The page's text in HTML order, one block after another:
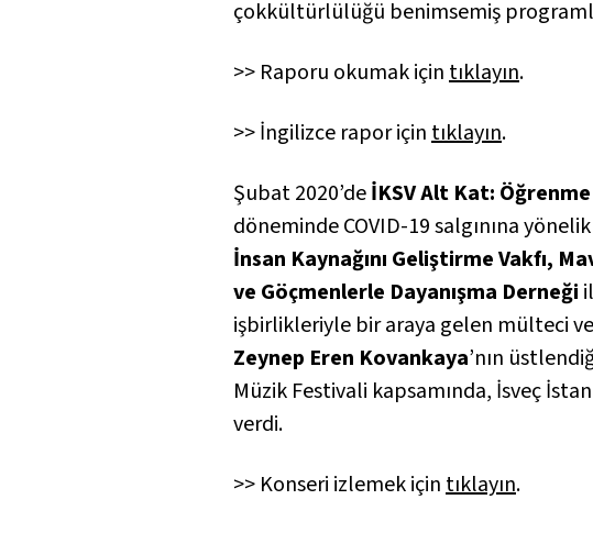
çokkültürlülüğü benimsemiş
>> Raporu okumak içintıklayın.
>> İngilizce rapor içintıklayın.
Şubat 2020’deİKSV Alt Kat:
döneminde COVID-19 salgınına
İnsan Kaynağını Geliştirme Vakfı,
ve Göçmenlerle Dayanışma Derneği
işbirlikleriyle bir araya gelen mülteci
Zeynep Eren Kovankaya’nın
Müzik Festivali kapsamında, İsveç
verdi.
>> Konseri izlemek içintıklayın.